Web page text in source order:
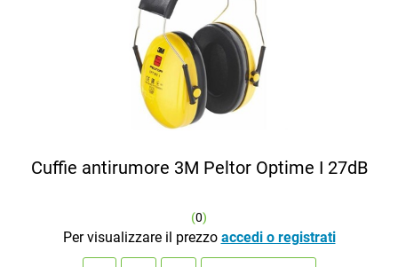
Cuffie antirumore 3M Peltor Optime I 27dB
(0)
Per visualizzare il prezzo accedi o registrati